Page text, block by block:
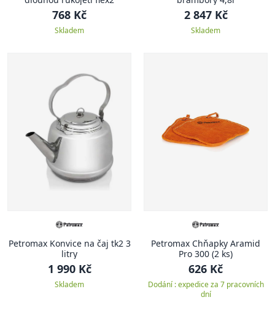
768 Kč
Skladem
2 847 Kč
Skladem
Petromax Konvice na čaj tk2 3
litry
1 990 Kč
Skladem
Petromax Chňapky Aramid
Pro 300 (2 ks)
626 Kč
Dodání : expedice za 7 pracovních
dní